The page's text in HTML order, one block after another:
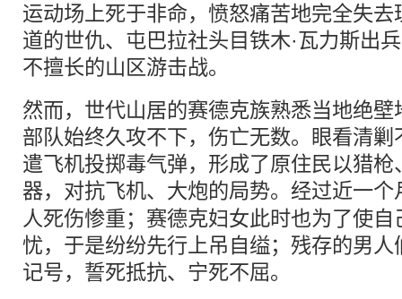
运动场上死于非命，愤怒痛苦地完全失去
道的世仇、屯巴拉社头目铁木·瓦力斯出
不擅长的山区游击战。
然而，世代山居的赛德克族熟悉当地绝
部队始终久攻不下，伤亡无数。眼看清
遣飞机投掷毒气弹，形成了原住民以猎
器，对抗飞机、大炮的局势。经过近一个
人死伤惨重；赛德克妇女此时也为了使
忧，于是纷纷先行上吊自缢；残存的男
记号，誓死抵抗、宁死不屈。